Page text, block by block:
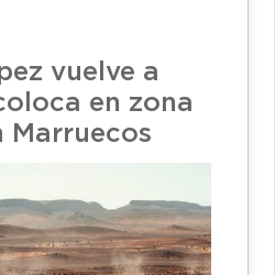
vuelve a
en zona
Marruecos